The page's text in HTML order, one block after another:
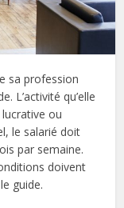
sa profession
L’activité qu’elle
ou
le salarié doit
par semaine.
doivent
guide.